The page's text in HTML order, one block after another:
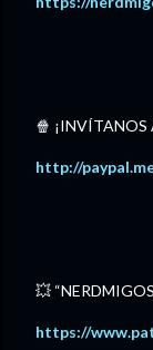
🍿 ¡INVÍTANOS
http://
💥
⁠https://